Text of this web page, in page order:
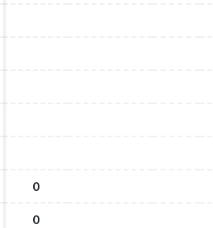
0
0
0
0